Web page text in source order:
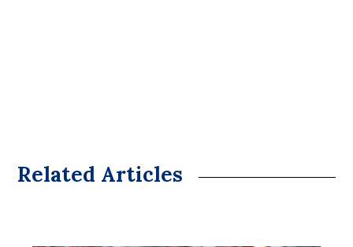
Related Articles